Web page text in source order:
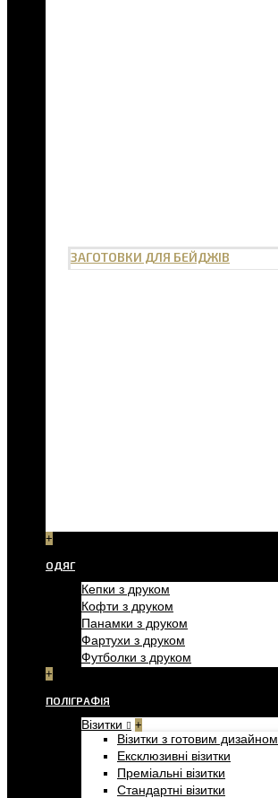
ЗАГОТОВКИ ДЛЯ БЕЙДЖІВ
+
ОДЯГ
Кепки з друком
Кофти з друком
Панамки з друком
Фартухи з друком
Футболки з друком
+
ПОЛІГРАФІЯ
Візитки +
Візитки з готовим дизайном
Ексклюзивні візитки
Преміальні візитки
Стандартні візитки